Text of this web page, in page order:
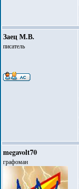
Заец М.В.
писатель
megavolt70
графоман